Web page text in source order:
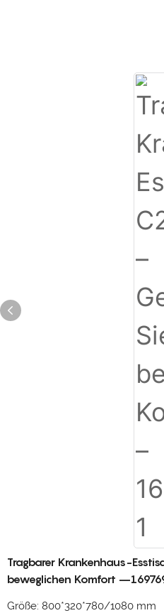
Tragbarer Krankenhaus-
beweglichen Komfort
Größe: 800*320*780/1080 mm